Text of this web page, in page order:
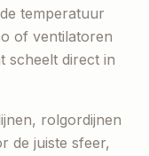
temperatuur
of ventilatoren
scheelt direct in
rolgordijnen
de juiste sfeer,